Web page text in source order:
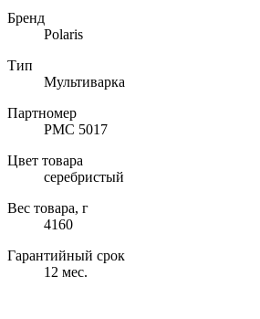
Бренд
Polaris
Тип
Мультиварка
Партномер
PMC 5017
Цвет товара
серебристый
Вес товара, г
4160
Гарантийный срок
12 мес.